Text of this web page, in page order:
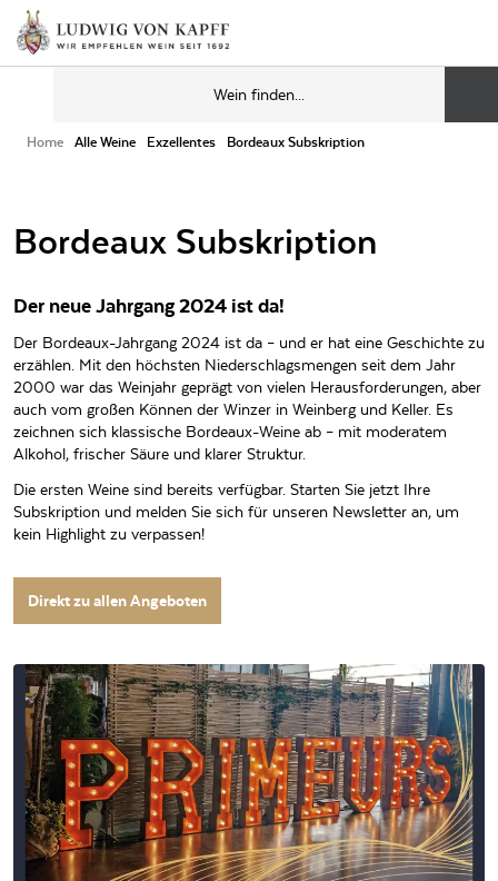
Home Alle Weine Exzellentes Bordeaux Subskription
Bordeaux Subskription
Der neue Jahrgang 2024 ist da!
Der Bordeaux-Jahrgang 2024 ist da – und er hat eine Geschichte zu
erzählen. Mit den höchsten Niederschlagsmengen seit dem Jahr
2000 war das Weinjahr geprägt von vielen Herausforderungen, aber
auch vom großen Können der Winzer in Weinberg und Keller. Es
zeichnen sich klassische Bordeaux-Weine ab – mit moderatem
Alkohol, frischer Säure und klarer Struktur.
Die ersten Weine sind bereits verfügbar. Starten Sie jetzt Ihre
Subskription und melden Sie sich für unseren Newsletter an, um
kein Highlight zu verpassen!
Direkt zu allen Angeboten